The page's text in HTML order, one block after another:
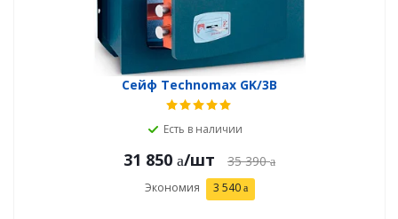
Сейф Technomax GK/3В
Есть в наличии
31 850 /шт 35 390
Экономия 3 540